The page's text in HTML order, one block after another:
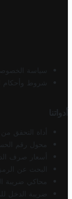
سياسة
شروط وأحكام
أدواتنا
أداة التحقق
محول رقم
أسعار صرف
البحث عن
محاكي ضريبة
ضريبة الدخل